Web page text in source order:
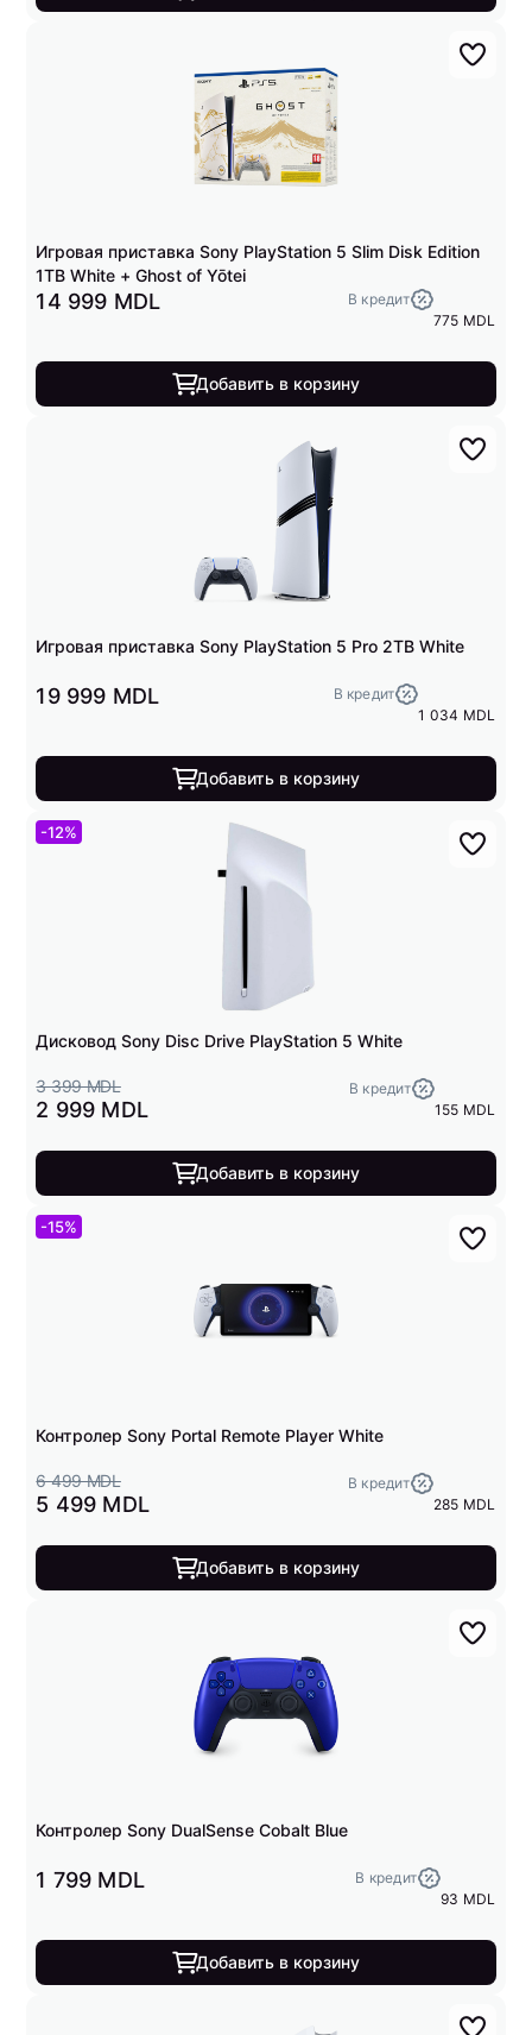
Игровая приставка Sony PlayStation 5 Slim Disk Edition
1TB White + Ghost of Yōtei
14 999 MDL
В кредит
775 MDL
Добавить в корзину
Игровая приставка Sony PlayStation 5 Pro 2TB White
19 999 MDL
В кредит
1 034 MDL
Добавить в корзину
-12%
Дисковод Sony Disc Drive PlayStation 5 White
3 399 MDL
2 999 MDL
В кредит
155 MDL
Добавить в корзину
-15%
Контролер Sony Portal Remote Player White
6 499 MDL
5 499 MDL
В кредит
285 MDL
Добавить в корзину
Контролер Sony DualSense Cobalt Blue
1 799 MDL
В кредит
93 MDL
Добавить в корзину